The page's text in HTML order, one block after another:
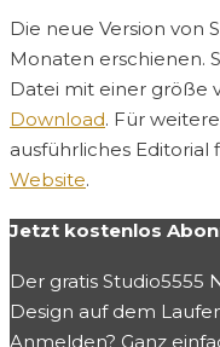
Die neue Version von
Monaten erschienen.
Datei mit einer größe
Download. Für
ausführliches Editorial
Website.
Jetzt kostenlos
Der gratis Studio5555
Design auf dem
Anmelden? Ganz